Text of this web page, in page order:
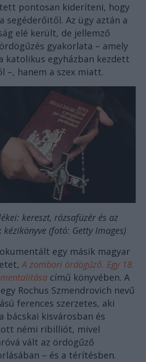
pontosan kideríteni, hogy
segéderőitől. Az ügy aztán a
elé került, de jellemző
gyakorlata – amely
katolikus egyházban kezdett
–, hanem a szex miatt.
kereszt, rózsafüzér és az
(fotó: Getty Images)
egy másik magyar
A zombori ördögűző. Egy 18.
című könyvében. A
Rochus Szmendrovich nevű
ferences szerzetes, aki
bácskai kisvárosban és
némi ribilliót, mivel
vált az ördögűző
– és a térítésben.